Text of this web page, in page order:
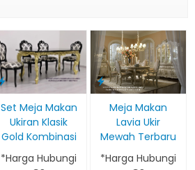
Set Meja Makan
Ukiran Klasik
Gold Kombinasi
*Harga Hubungi
Meja Makan
Lavia Ukir
Mewah Terbaru
*Harga Hubungi